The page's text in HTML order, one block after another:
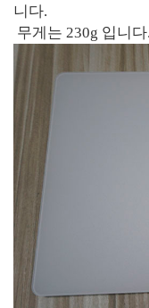
니다.
무게는 230g 입니다.